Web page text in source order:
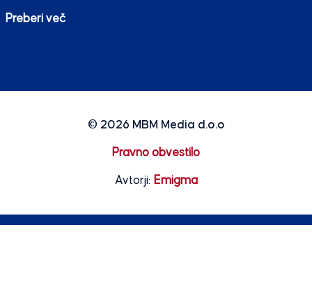
Preberi več
© 2026 MBM Media d.o.o
Pravno obvestilo
Avtorji: Emigma